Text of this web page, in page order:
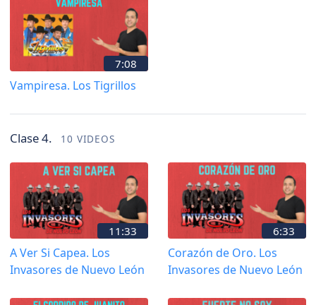
7:08
Vampiresa. Los Tigrillos
Clase 4. 10 VIDEOS
11:33
A Ver Si Capea. Los
Invasores de Nuevo León
6:33
Corazón de Oro. Los
Invasores de Nuevo León